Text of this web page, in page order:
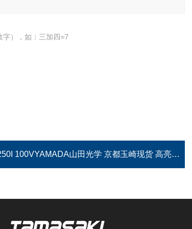
字），如：三加四=7
100VYAMADA山田光学 京都玉崎现货 高亮度光源